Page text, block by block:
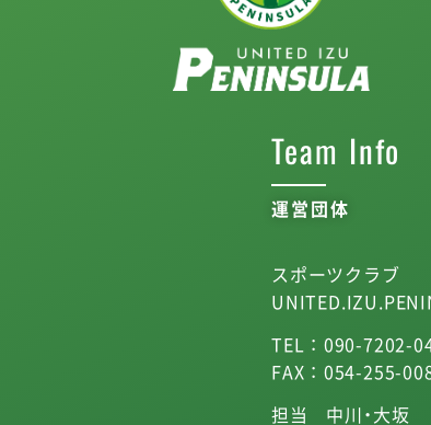
Team Info
運営団体
スポーツクラブ
TEL ： 090-7202-
FAX ： 054-255-
担当 中川・大坂